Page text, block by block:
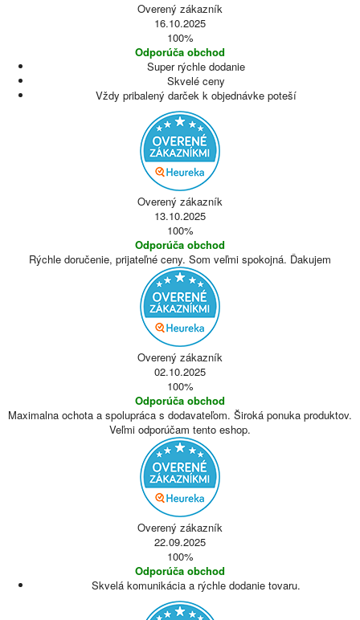
Overený zákazník
16.10.2025
100%
Odporúča obchod
Super rýchle dodanie
Skvelé ceny
Vždy pribalený darček k objednávke poteší
Overený zákazník
13.10.2025
100%
Odporúča obchod
Rýchle doručenie, prijateľné ceny. Som veľmi spokojná. Ďakujem
Overený zákazník
02.10.2025
100%
Odporúča obchod
Maximalna ochota a spolupráca s dodavateľom. Široká ponuka produktov.
Veľmi odporúčam tento eshop.
Overený zákazník
22.09.2025
100%
Odporúča obchod
Skvelá komunikácia a rýchle dodanie tovaru.